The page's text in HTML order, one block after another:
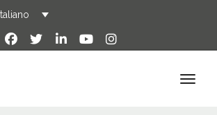
Italiano